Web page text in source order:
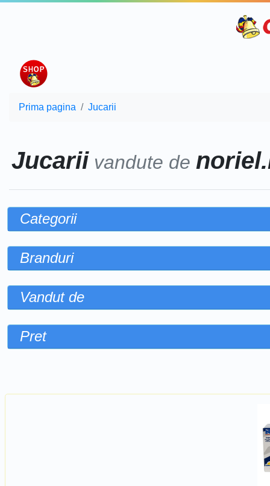
Prima pagina Jucarii
Jucariivandute de
Categorii
Branduri
Vandut de
Pret